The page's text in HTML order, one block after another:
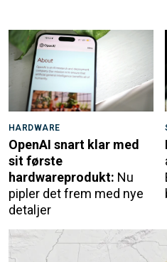
HARDWARE
OpenAI snart klar med
sit første
hardwareprodukt: Nu
pipler det frem med nye
detaljer